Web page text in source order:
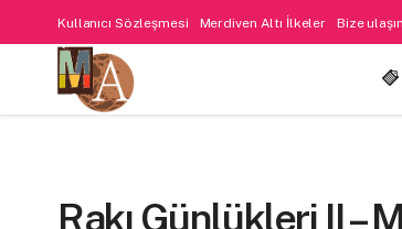
Kullanıcı Sözleşmesi Merdiven Altı İlkeler Bize ulaşın
Rakı Günlükleri II –